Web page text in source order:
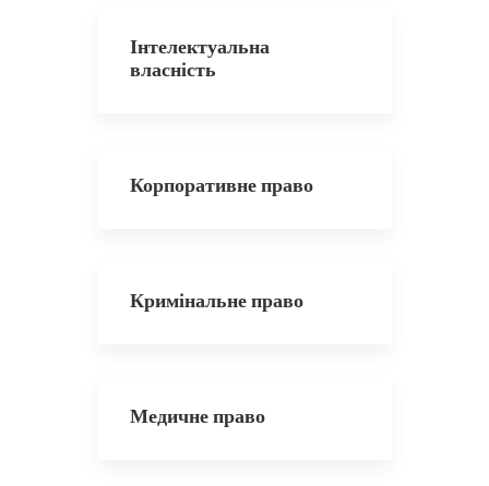
Інтелектуальна
власність
Корпоративне право
Кримінальне право
Медичне право